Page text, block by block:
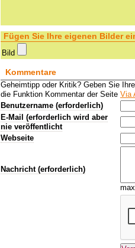
Fügen Sie Ihre eigenen Bilder
Bild
Kommentare
Geheimtipp oder Kritik? Geben Sie
die Funktion Kommentar der Seite Via
Benutzername (erforderlich)
E-Mail (erforderlich wird aber
nie veröffentlicht
Webseite
Nachricht (erforderlich)